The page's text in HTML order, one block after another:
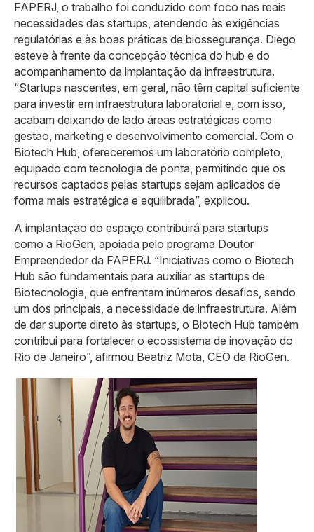
FAPERJ, o trabalho foi conduzido com foco nas reais
necessidades das startups, atendendo às exigências
regulatórias e às boas práticas de biossegurança. Diego
esteve à frente da concepção técnica do hub e do
acompanhamento da implantação da infraestrutura.
“Startups nascentes, em geral, não têm capital suficiente
para investir em infraestrutura laboratorial e, com isso,
acabam deixando de lado áreas estratégicas como
gestão, marketing e desenvolvimento comercial. Com o
Biotech Hub, ofereceremos um laboratório completo,
equipado com tecnologia de ponta, permitindo que os
recursos captados pelas startups sejam aplicados de
forma mais estratégica e equilibrada”, explicou.
A implantação do espaço contribuirá para startups
como a RioGen, apoiada pelo programa Doutor
Empreendedor da FAPERJ. “Iniciativas como o Biotech
Hub são fundamentais para auxiliar as startups de
Biotecnologia, que enfrentam inúmeros desafios, sendo
um dos principais, a necessidade de infraestrutura. Além
de dar suporte direto às startups, o Biotech Hub também
contribui para fortalecer o ecossistema de inovação do
Rio de Janeiro”, afirmou Beatriz Mota, CEO da RioGen.